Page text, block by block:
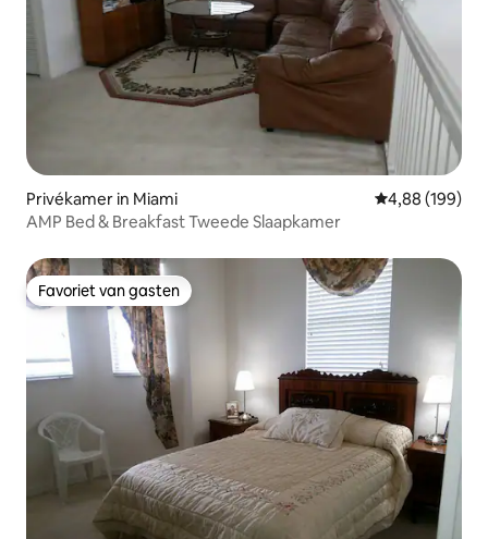
Privékamer in Miami Gemiddelde
4,88 (199)
AMP Bed & Breakfast Tweede Slaapkamer
Favoriet van gasten
Favoriet van gasten